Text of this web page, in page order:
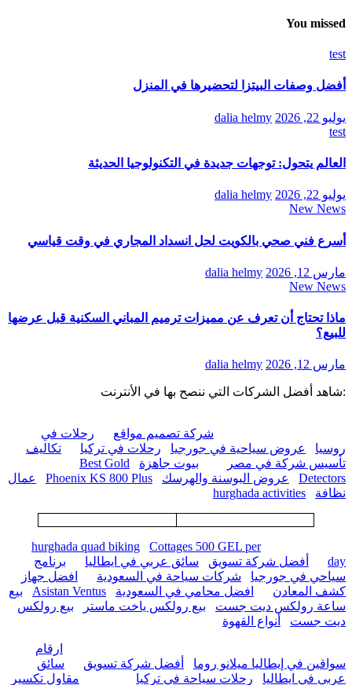
You missed
test
أفضل وصفات البيتزا لتحضيرها في المنزل
يوليو 22, 2026
dalia helmy
test
العالم يتحول: توجهات جديدة في التكنولوجيا الحديثة
يوليو 22, 2026
dalia helmy
New News
أسرع فني صحي بالكويت لحل انسداد المجاري في وقت قياسي
مارس 12, 2026
dalia helmy
New News
ماذا تحتاج أن تعرف عن مميزات ترميم المباني السكنية قبل عرضها
للبيع؟
مارس 12, 2026 dalia helmy
:شاهد أفضل الشركات التي ننصح بها في الأنترنت
شركة تصميم مواقع
رحلات في
روسيا
عروض سياحية في جورجيا رحلات في تركيا
تكاليف
تأسيس شركة في مصر
بيوت جاهزة
Best Gold
Detectors
عروض البوسنة والهرسك Phoenix KS 800 Plus
عمال
نظافة
hurghada activities
hurghada quad biking
Cottages 500 GEL per
day
أفضل شركة تسويق سائق عربي في ايطاليا
برنامج
سياحي في جورجيا
شركات سياحة في السعودية
افضل جهاز
كشف المعادن
افضل محامي في السعودية Asistan Ventus
بيع
ساعة رولكس ديت جست
بيع رولكس ياخت ماستر
بيع رولكس
ديت جست
أنواع القهوة
ارقام
سواقين في إيطاليا ميلانو روما
أفضل شركة تسويق
سائق
عربي في ايطاليا
رحلات سياحة في تركيا مقاول تكسير